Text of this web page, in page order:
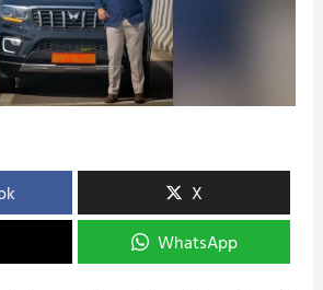
X
WhatsApp